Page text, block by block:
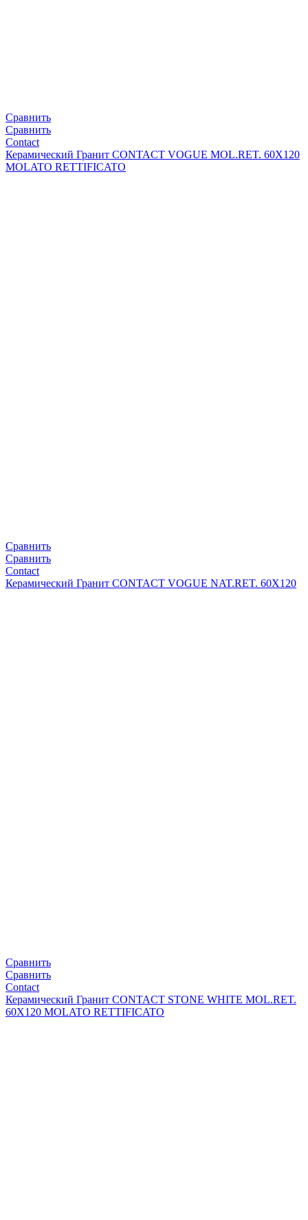
Сравнить
Сравнить
Contact
Керамический Гранит CONTACT VOGUE MOL.RET. 60X120
MOLATO RETTIFICATO
Сравнить
Сравнить
Contact
Керамический Гранит CONTACT VOGUE NAT.RET. 60X120
Сравнить
Сравнить
Contact
Керамический Гранит CONTACT STONE WHITE MOL.RET.
60X120 MOLATO RETTIFICATO